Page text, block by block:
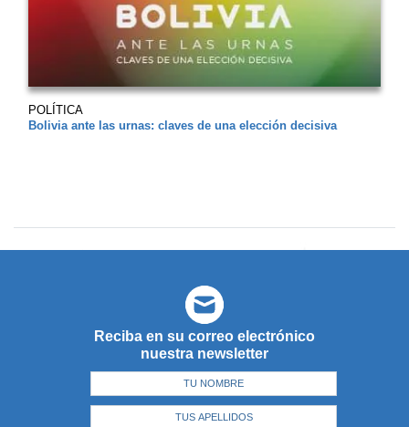
POLÍTICA
Bolivia ante las urnas: claves de una elección decisiva
Reciba en su correo electrónico
nuestra newsletter